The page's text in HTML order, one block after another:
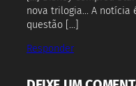
nova trilogia… A notícia
questão […]
Responder